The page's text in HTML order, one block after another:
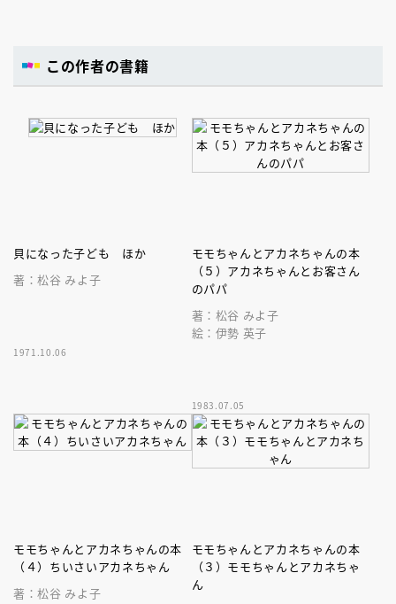
この作者の書籍
貝になった子ども ほか
著：松谷 みよ子
1971.10.06
モモちゃんとアカネちゃんの本
（５）アカネちゃんとお客さん
のパパ
著：松谷 みよ子
絵：伊勢 英子
1983.07.05
モモちゃんとアカネちゃんの本
（４）ちいさいアカネちゃん
著：松谷 みよ子
モモちゃんとアカネちゃんの本
（３）モモちゃんとアカネちゃ
ん